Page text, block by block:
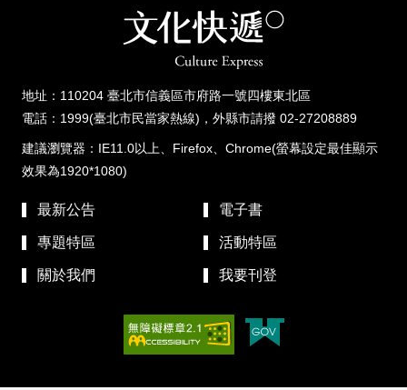
地址：110204 臺北市信義區市府路一號四樓東北區
電話：1999(臺北市民當家熱線)，外縣市請撥 02-27208889
建議瀏覽器：IE11.0以上、Firefox、Chrome(螢幕設定最佳顯示
效果為1920*1080)
最新公告 電子書
專題特區 活動特區
關於我們 我要刊登